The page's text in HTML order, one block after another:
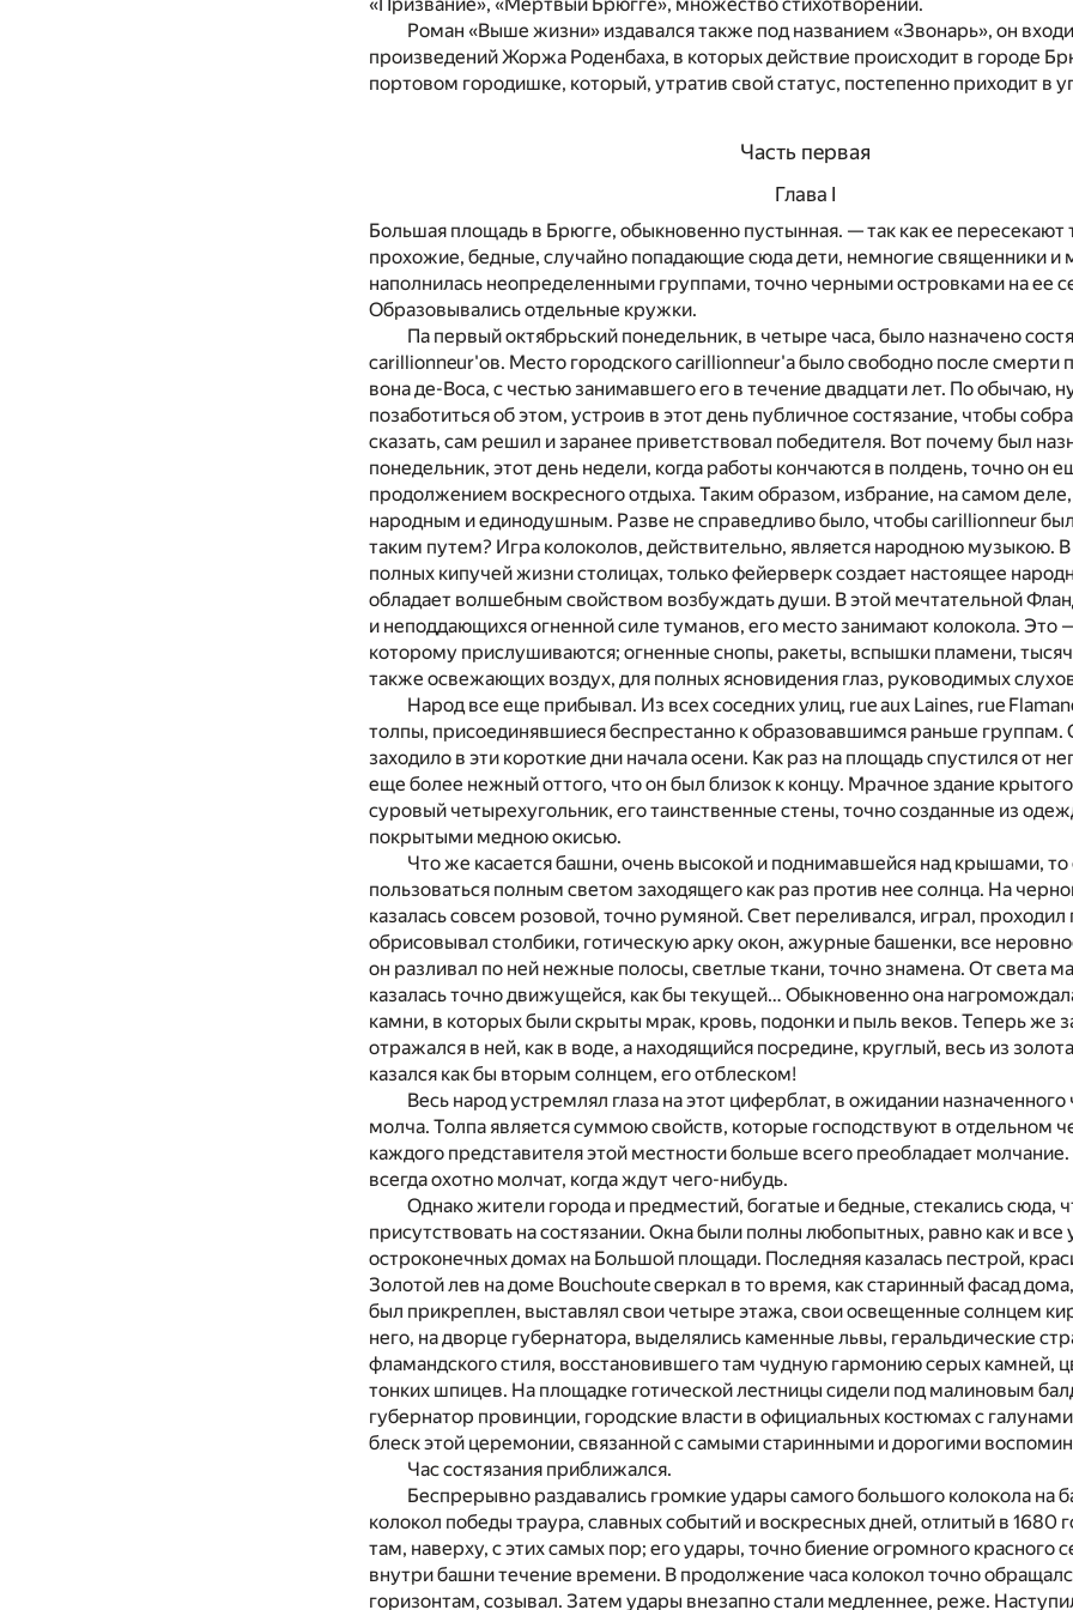
Роман «Выше жизни» издавался также под названием «Звонарь», он
произведений Жоржа Роденбаха, в которых действие происходит в городе
портовом городишке, который, утратив свой статус, постепенно приходит в
Часть первая
Глава I
Большая площадь в Брюгге, обыкновенно пустынная. — так как ее пересекают
прохожие, бедные, случайно попадающие сюда дети, немногие священники и
наполнилась неопределенными группами, точно черными островками на ее
Образовывались отдельные кружки.
Па первый октябрьский понедельник, в четыре часа, было назначено
саrillionneur'ов. Место городского саrillionneur'а было свободно после смерти
вона де-Воса, с честью занимавшего его в течение двадцати лет. По обычаю,
позаботиться об этом, устроив в этот день публичное состязание, чтобы
сказать, сам решил и заранее приветствовал победителя. Вот почему был
понедельник, этот день недели, когда работы кончаются в полдень, точно он
продолжением воскресного отдыха. Таким образом, избрание, на самом
народным и единодушным. Разве не справедливо было, чтобы саrillionneur
таким путем? Игра колоколов, действительно, является народною музыкою. В
полных кипучей жизни столицах, только фейерверк создает настоящее
обладает волшебным свойством возбуждать души. В этой мечтательной
и неподдающихся огненной силе туманов, его место занимают колокола. Это
которому прислушиваются; огненные снопы, ракеты, вспышки пламени,
также освежающих воздух, для полных ясновидения глаз, руководимых
Народ все еще прибывал. Из всех соседних улиц, rue aux Laines, rue
толпы, присоединявшиеся беспрестанно к образовавшимся раньше
заходило в эти короткие дни начала осени. Как раз на площадь спустился от
еще более нежный оттого, что он был близок к концу. Мрачное здание
суровый четырехугольник, его таинственные стены, точно созданные из
покрытыми медною окисью.
Что же касается башни, очень высокой и поднимавшейся над крышами,
пользоваться полным светом заходящего как раз против нее солнца. На
казалась совсем розовой, точно румяной. Свет переливался, играл, проходил
обрисовывал столбики, готическую арку окон, ажурные башенки, все
он разливал по ней нежные полосы, светлые ткани, точно знамена. От света
казалась точно движущейся, как бы текущей… Обыкновенно она
камни, в которых были скрыты мрак, кровь, подонки и пыль веков. Теперь же
отражался в ней, как в воде, а находящийся посредине, круглый, весь из
казался как бы вторым солнцем, его отблеском!
Весь народ устремлял глаза на этот циферблат, в ожидании назначенного
молча. Толпа является суммою свойств, которые господствуют в отдельном
каждого представителя этой местности больше всего преобладает
всегда охотно молчат, когда ждут чего-нибудь.
Однако жители города и предместий, богатые и бедные, стекались сюда,
присутствовать на состязании. Окна были полны любопытных, равно как и все
остроконечных домах на Большой площади. Последняя казалась пестрой,
Золотой лев на доме Bouchoute сверкал в то время, как старинный фасад
был прикреплен, выставлял свои четыре этажа, свои освещенные солнцем
него, на дворце губернатора, выделялись каменные львы, геральдические
фламандского стиля, восстановившего там чудную гармонию серых камней,
тонких шпицев. На площадке готической лестницы сидели под малиновым
губернатор провинции, городские власти в официальных костюмах с
блеск этой церемонии, связанной с самыми старинными и дорогими
Час состязания приближался.
Беспрерывно раздавались громкие удары самого большого колокола на
колокол победы траура, славных событий и воскресных дней, отлитый в 1680
там, наверху, с этих самых пор; его удары, точно биение огромного красного
внутри башни течение времени. В продолжение часа колокол точно
горизонтам, созывал. Затем удары внезапно стали медленнее, реже.